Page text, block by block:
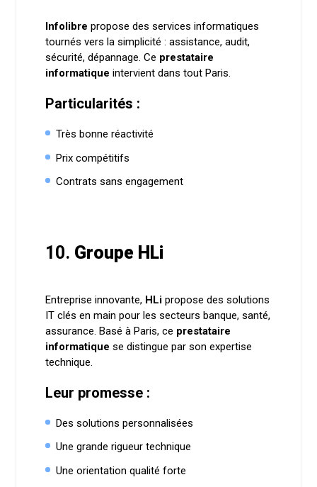
Infolibre propose des services informatiques
tournés vers la simplicité : assistance, audit,
sécurité, dépannage. Ce prestataire
informatique intervient dans tout Paris.
Particularités :
Très bonne réactivité
Prix compétitifs
Contrats sans engagement
10. Groupe HLi
Entreprise innovante, HLipropose des solutions
IT clés en main pour les secteurs banque, santé,
assurance. Basé à Paris, ce prestataire
informatique se distingue par son expertise
technique.
Leur promesse :
Des solutions personnalisées
Une grande rigueur technique
Une orientation qualité forte